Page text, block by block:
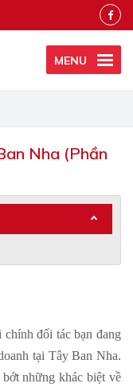
MENU
Nha (Phần
đối tác bạn đang
tại Tây Ban Nha.
những khác biệt về